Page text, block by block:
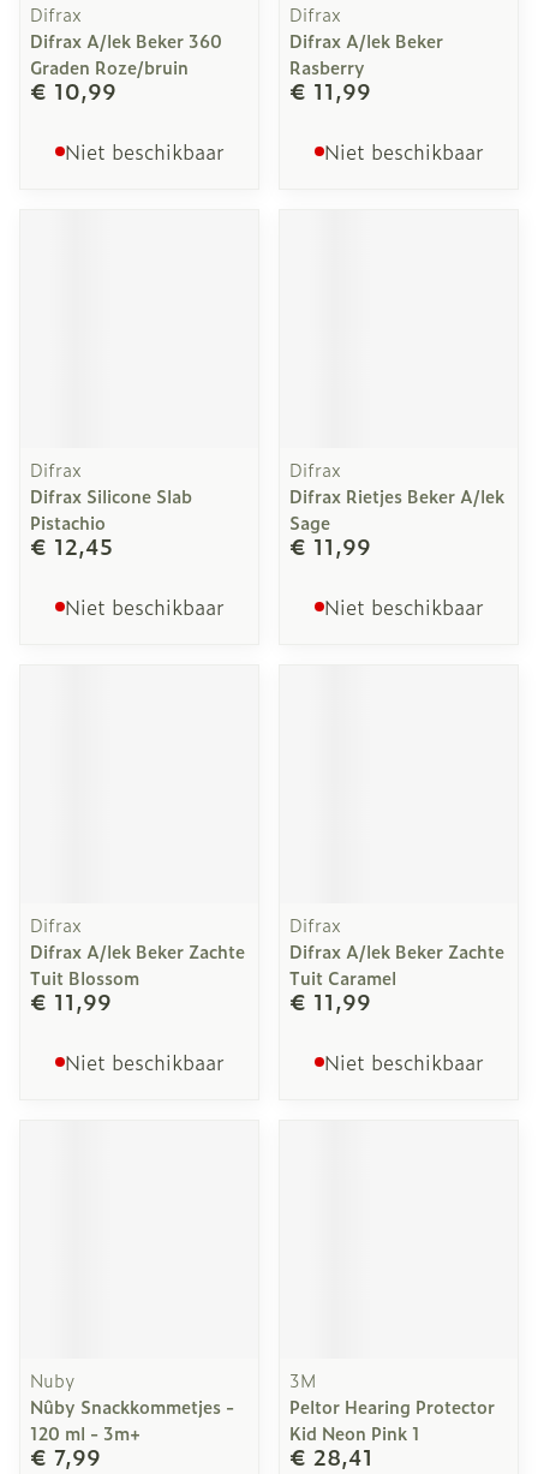
Difrax
Difrax A/lek Beker 360
Graden Roze/bruin
€ 10,99
Niet beschikbaar
Difrax
Difrax A/lek Beker
Rasberry
€ 11,99
Niet beschikbaar
Difrax
Difrax Silicone Slab
Pistachio
€ 12,45
Niet beschikbaar
Difrax
Difrax Rietjes Beker A/lek
Sage
€ 11,99
Niet beschikbaar
Difrax
Difrax A/lek Beker Zachte
Tuit Blossom
€ 11,99
Niet beschikbaar
Difrax
Difrax A/lek Beker Zachte
Tuit Caramel
€ 11,99
Niet beschikbaar
Nuby
Nûby Snackkommetjes -
120 ml - 3m+
€ 7,99
3M
Peltor Hearing Protector
Kid Neon Pink 1
€ 28,41